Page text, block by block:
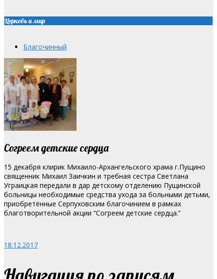
Церковь и мир
Благочинный
Согреем детские сердца
15 декабря клирик Михаило-Архангельского храма г.Пущино
священник Михаил Заичкин и требная сестра Светлана
Уграицкая передали в дар детскому отделению Пущинской
больницы необходимые средства ухода за больными детьми,
приобретённые Серпуховским благочинием в рамках
благотворительной акции “Согреем детские сердца.”
18.12.2017